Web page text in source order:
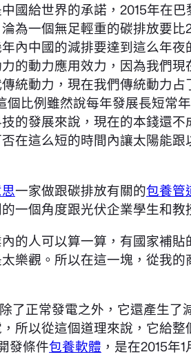
國給世界的承諾，2015年在
為一個無足輕重的碳排放要
內中國的減排要達到這么年
的動力應用效力，因為我們
統動力，現在我們傳統動力
個比例雖然說每年發展長短常
的發展來說，現在的本錢還
在這么短的時間內讓太陽能
一家做跟碳排放有關的包養管
一個角度跟光伏企業學生和教
的人可以算一算，有國家補
樂觀。所以在這一塊，從我
了正常發電之外，它還產生
所以從這個道理來說，它給
發條件包養軟體 ，是在2015年